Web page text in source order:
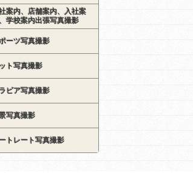
案内、店舗案内、入社案
学校案内出張写真撮影
ーツ写真撮影
ト写真撮影
ビア写真撮影
写真撮影
トレート写真撮影